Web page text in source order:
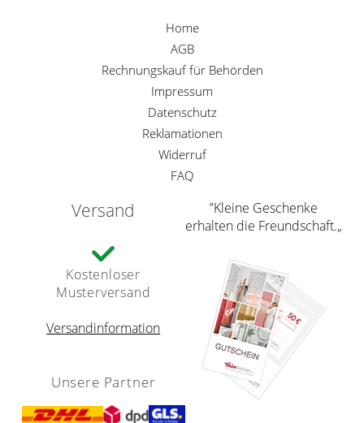
Home
AGB
Rechnungskauf für Behörden
Impressum
Datenschutz
Reklamationen
Widerruf
FAQ
Versand
Kostenloser
Musterversand
Versandinformation
Unsere Partner
”Kleine Geschenke
erhalten die Freundschaft.„